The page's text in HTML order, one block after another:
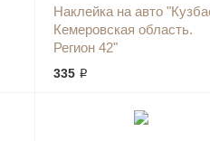
Наклейка на авто
Кемеровская область.
Регион 42"
335 ₽